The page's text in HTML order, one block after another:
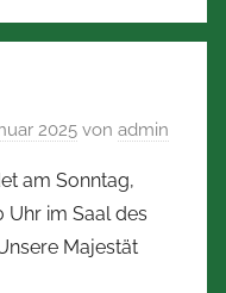
2025 von admin
am Sonntag,
Uhr im Saal des
Majestät